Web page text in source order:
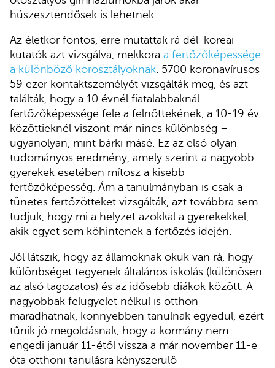
húszesztendősek is lehetnek.
Az életkor fontos, erre mutattak rá dél-koreai
kutatók azt vizsgálva, mekkora a fertőzőképessége
a különböző korosztályoknak. 5700 koronavírusos
59 ezer kontaktszemélyét vizsgálták meg, és azt
találták, hogy a 10 évnél fiatalabbaknál
fertőzőképessége fele a felnőttekének, a 10-19 év
közöttieknél viszont már nincs különbség –
ugyanolyan, mint bárki másé. Ez az első olyan
tudományos eredmény, amely szerint a nagyobb
gyerekek esetében mítosz a kisebb
fertőzőképesség. Ám a tanulmányban is csak a
tünetes fertőzötteket vizsgálták, azt továbbra sem
tudjuk, hogy mi a helyzet azokkal a gyerekekkel,
akik egyet sem köhintenek a fertőzés idején.
Jól látszik, hogy az államoknak okuk van rá, hogy
különbséget tegyenek általános iskolás (különösen
az alsó tagozatos) és az idősebb diákok között. A
nagyobbak felügyelet nélkül is otthon
maradhatnak, könnyebben tanulnak egyedül, ezért
tűnik jó megoldásnak, hogy a kormány nem
engedi január 11-étől vissza a már november 11-e
óta otthoni tanulásra kényszerülő